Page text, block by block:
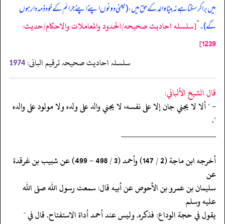
میں برا کر سکتا ہے نہ بیٹا والد کے حق میں، (‏‏‏‏یعنی دونوں اپنے اپنے جرائم کے خود ذمہ دار ہوں
گے)۔“[سلسله احاديث صحيحه/الحدود والمعاملات والاحكام/حدیث:
1239]
سلسلہ احادیث صحیحہ ترقیم البانی: 1974
قال الشيخ الألباني:
- " ألا لا يجني جان إلا على نفسه، لا يجني والد على ولده ولا مولود على والده
".
‏‏‏‏_____________________
‏‏‏‏أخرجه ابن ماجة (2 / 147) وأحمد (3 / 498 - 499) عن شبيب بن غرقدة
عن
‏‏‏‏سليمان بن عمرو بن الأحوص عن أبيه قال: سمعت رسول الله صلى الله
عليه وسلم
‏‏‏‏يقول في حجة الوداع: فذكره. وليس عند أحمد أداة الاستفتاح. قال في "